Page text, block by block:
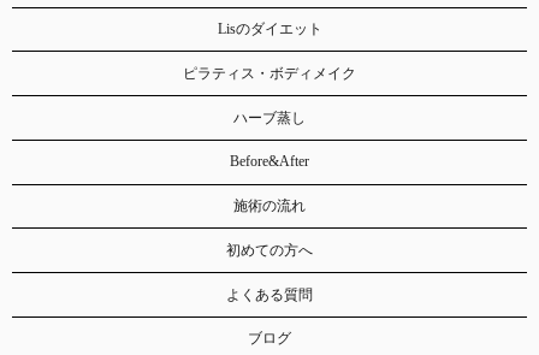
Lisのダイエット
ピラティス・ボディメイク
ハーブ蒸し
Before&After
施術の流れ
初めての方へ
よくある質問
ブログ